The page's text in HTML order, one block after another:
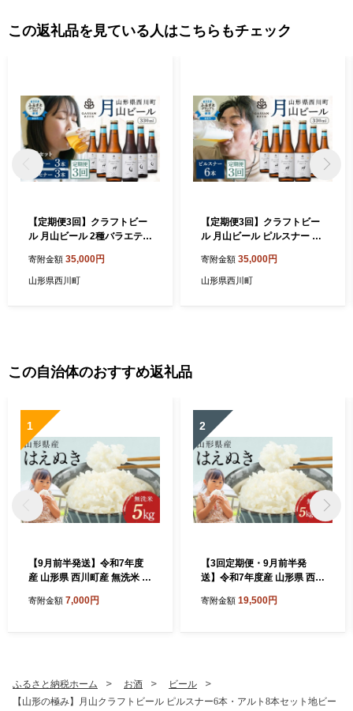
この返礼品を見ている人はこちらもチェック
【定期便3回】クラフトビー
ル 月山ビール 2種バラエティ
ヒナー） 地ビール こだわり
お酒 山形県 西川町 FYN9-71
寄附金額 35,000円
山形県西川町
【定期便3回】クラフトビー
ル 月山ビール ピルスナー 6
お酒 山形県 西川町 FYN9-71
9
寄附金額 35,000円
山形県西川町
この自治体のおすすめ返礼品
1
【9月前半発送】令和7年度
産 山形県 西川町産 無洗米 は
ブランド米 ごはん ご飯 節水
寄附金額 7,000円
2
【3回定期便・9月前半発
送】令和7年度産 山形県 西川
ヶ月 定期便 選べる 発送月 精
寄附金額 19,500円
ふるさと納税ホーム お酒
ビール
【山形の極み】月山クラフトビール ピルスナー6本・アルト8本セット地ビー